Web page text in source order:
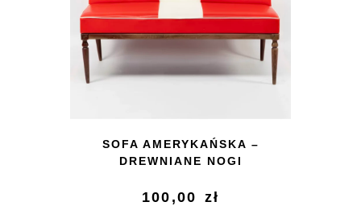
SOFA AMERYKAŃSKA –
DREWNIANE NOGI
100,00 zł